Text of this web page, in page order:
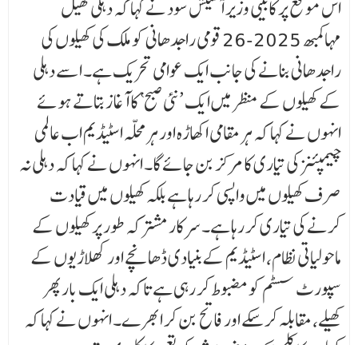
اس موقع پر کابینی وزیر آشیش سود نے کہا کہ دہلی کھیل
مہاکمبھ 2025-26 قومی راجدھانی کو ملک کی کھیلوں کی
راجدھانی بنانے کی جانب ایک عوامی تحریک ہے۔ اسے دہلی
کے کھیلوں کے منظر میں ا یک ’نئی صبح‘ کا آغاز بتاتے ہوئے
انہوں نے کہا کہ ہر مقامی اکھاڑہ اور ہر محلہ اسٹیڈیم اب عالمی
چیمپئنز کی تیاری کا مرکز بن جائے گا۔ انہوں نے کہا کہ دہلی نہ
صرف کھیلوں میں واپسی کر رہا ہے بلکہ کھیلوں میں قیادت
کرنے کی تیاری کر رہا ہے۔ سرکار مشترکہ طور پر کھیلوں کے
ماحولیاتی نظام، اسٹیڈیم کے بنیادی ڈھانچے اور کھلاڑیوں کے
سپورٹ سسٹم کو مضبوط کر رہی ہے تاکہ دہلی ایک بار پھر
کھیلے، مقابلہ کر سکے اور فاتح بن کر ابھرے۔ انہوں نے کہا کہ